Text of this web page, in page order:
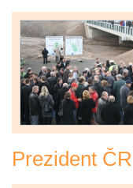
Prezident